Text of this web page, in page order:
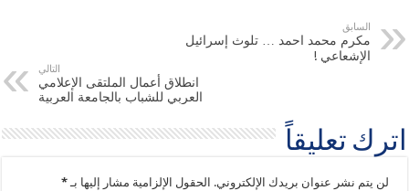
السابق
مكرم محمد احمد … تلوث إسرائيل
الإشعاعي !
التالي
انطلاق أعمال الملتقى الإعلامي
العربي للشباب بالجامعة العربية
اترك تعليقاً
لن يتم نشر عنوان بريدك الإلكتروني. الحقول الإلزامية مشار إليها بـ*